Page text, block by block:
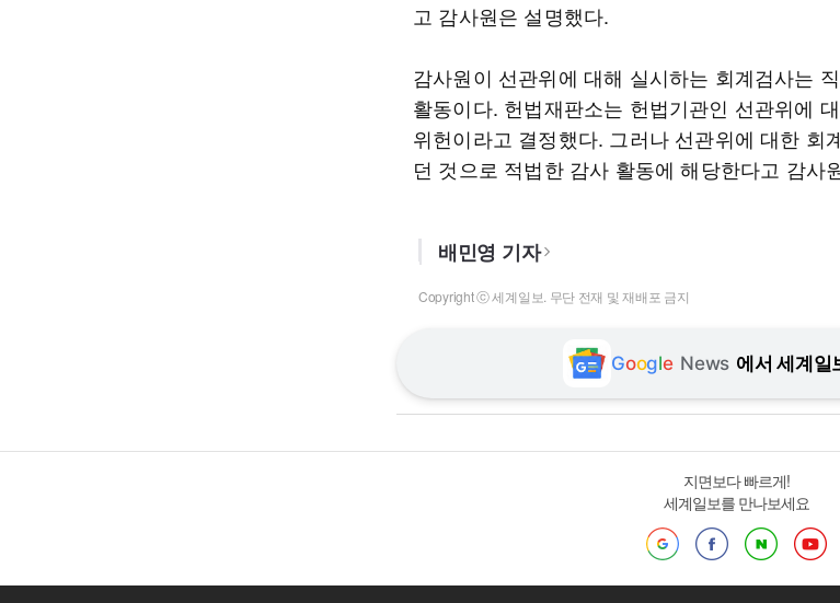
고 감사원은 설명했다.
감사원이 선관위에 대해 실시하는 회계검사는
활동이다. 헌법재판소는 헌법기관인 선관위에
위헌이라고 결정했다. 그러나 선관위에 대한 회
던 것으로 적법한 감사 활동에 해당한다고 감사
배민영 기자
Copyright ⓒ 세계일보. 무단 전재 및 재배포 금지
Google News 에서 세계일
지면보다 빠르게!
세계일보를 만나보세요